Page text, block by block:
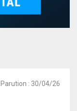
Parution : 30/04/26